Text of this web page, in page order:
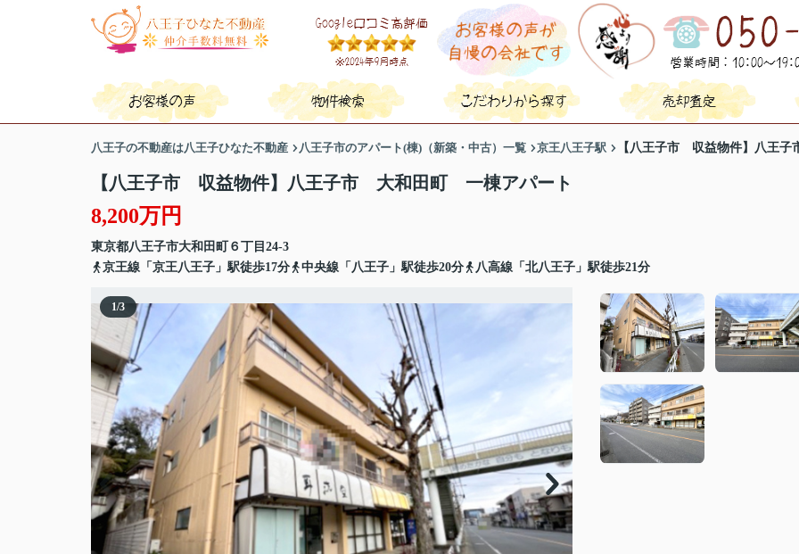
八王子の不動産は八王子ひなた不動産 八王子市のアパート(棟)（新築・中古）一覧 京王八王子駅 【八王子市 収益物件】八王
【八王子市 収益物件】八王子市 大和田町 一棟アパート
8,200万円
東京都八王子市大和田町
６丁目24-3
京王線「京王八王子」駅徒歩17分
中央線「八王子」駅徒歩20分 八高線「北八王子」駅徒歩21分
1/3